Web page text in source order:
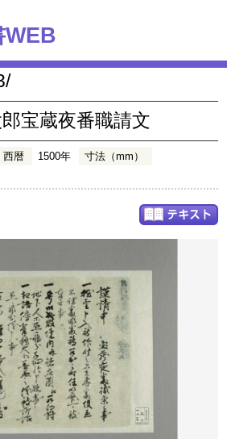
WEB
宝蔵夜番職請文
西暦 1500年
寸法（mm）